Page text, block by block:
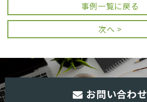
事例一覧に戻る
次へ >
お問い合わせ